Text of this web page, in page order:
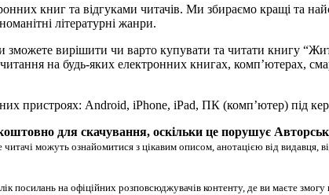
книг та відгуками читачів. Ми збираємо кращі та
літературні жанри.
зможете вирішити чи варто купувати та читати книгу
на будь-яких електронних книгах, комп’ютерах,
пристроях: Android, iPhone, iPad, ПК (комп’ютер) під
для скачування, оскільки це порушує
можуть ознайомитися з цікавим описом, анотацією від видавця,
посилань на офіційних розповсюджувачів контенту, де ви маєте